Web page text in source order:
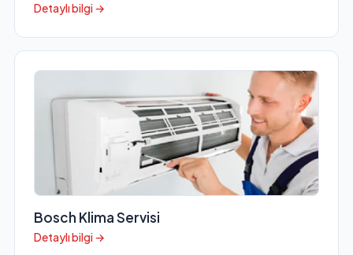
Detaylı bilgi →
Bosch Klima Servisi
Detaylı bilgi →